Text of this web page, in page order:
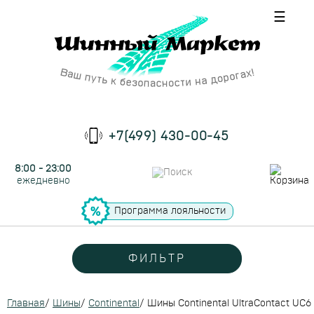
☰
+7(499) 430-00-45
8:00 - 23:00
ежедневно
Программа лояльности
ФИЛЬТР
Главная/ Шины/ Continental / Шины Continental UltraContact UC6